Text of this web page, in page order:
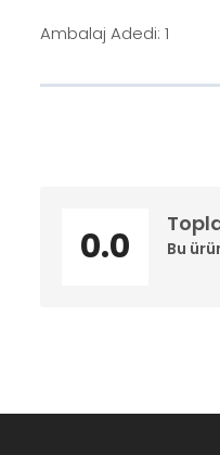
Ambalaj Adedi: 1
Bu
0.0